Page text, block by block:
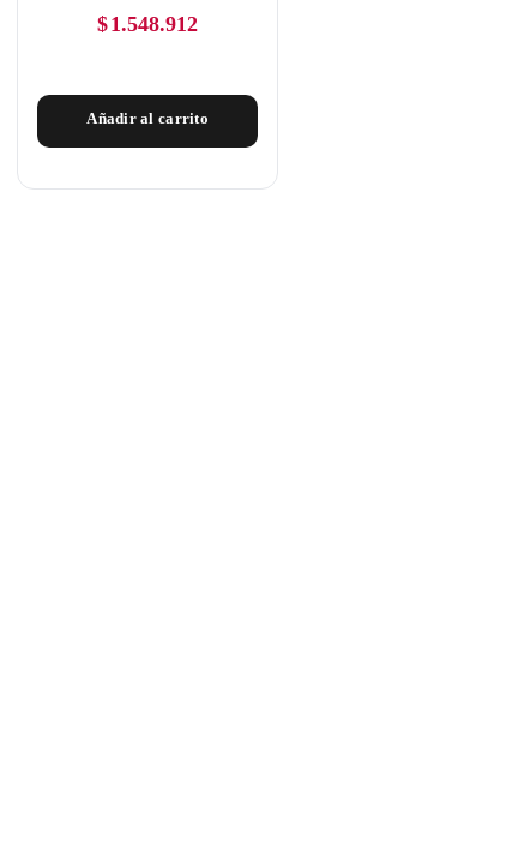
$1.548.912
Añadir al carrito